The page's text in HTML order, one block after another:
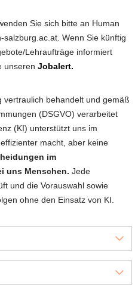
Sie sich bitte an Human
Wenn Sie künftig
Lehraufträge informiert
unseren Jobalert.
vertraulich behandelt und gemäß
(DSGVO) verarbeitet
(KI) unterstützt uns im
macht, aber keine
im
uns Menschen. Jede
und die Vorauswahl sowie
ohne den Einsatz von KI.